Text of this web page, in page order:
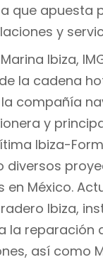
que apuesta
y
Ibiza,
la cadena
la compañía
y
Ibiza-
diversos
en México.
Ibiza,
la reparación
así como